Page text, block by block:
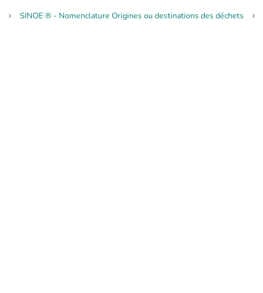
SINOE ® - Nomenclature Origines ou destinations des déchets